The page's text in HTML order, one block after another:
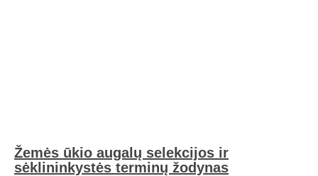
Žemės ūkio augalų selekcijos ir
sėklininkystės terminų žodynas